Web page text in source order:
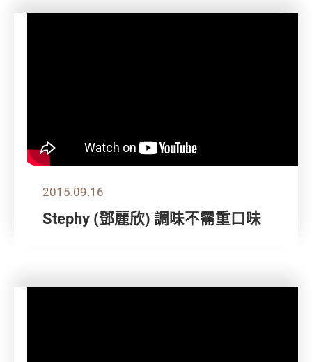
2015.09.16
Stephy (鄧麗欣) 調味不需重口味